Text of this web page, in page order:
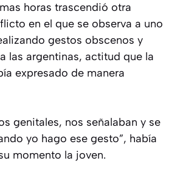
horas trascendió otra
en el que se observa a uno
gestos obscenos y
las argentinas, actitud que la
expresado de manera
genitales, nos señalaban y se
yo hago ese gesto”, había
momento la joven.